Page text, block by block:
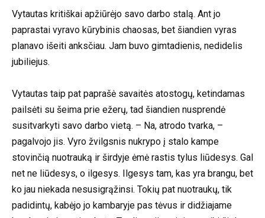
Vytautas kritiškai apžiūrėjo savo darbo stalą. Ant jo
paprastai vyravo kūrybinis chaosas, bet šiandien vyras
planavo išeiti anksčiau. Jam buvo gimtadienis, nedidelis
jubiliejus.
Vytautas taip pat paprašė savaitės atostogų, ketindamas
pailsėti su šeima prie ežerų, tad šiandien nusprendė
susitvarkyti savo darbo vietą. – Na, atrodo tvarka, –
pagalvojo jis. Vyro žvilgsnis nukrypo į stalo kampe
stovinčią nuotrauką ir širdyje ėmė rastis tylus liūdesys. Gal
net ne liūdesys, o ilgesys. Ilgesys tam, kas yra brangu, bet
ko jau niekada nesusigrąžinsi. Tokių pat nuotraukų, tik
padidintų, kabėjo jo kambaryje pas tėvus ir didžiajame